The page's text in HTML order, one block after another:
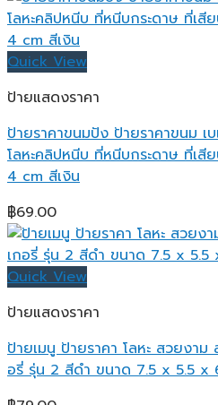
Quick View
ป้ายแสดงราคา
ป้ายราคาขนมปัง ป้ายราคาขนม เ
โลหะคลิปหนีบ ที่หนีบกระดาษ ที่เสี
4 cm สีเงิน
฿69.00
Quick View
ป้ายแสดงราคา
ป้ายเมนู ป้ายราคา โลหะ สวยงาม
อรี่ รุ่น 2 สีดำ ขนาด 7.5 x 5.5 x